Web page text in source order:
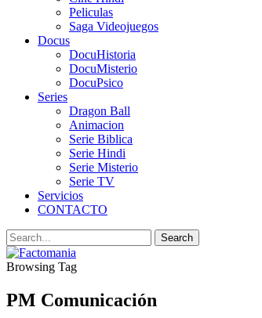
Peliculas
Saga Videojuegos
Docus
DocuHistoria
DocuMisterio
DocuPsico
Series
Dragon Ball
Animacion
Serie Biblica
Serie Hindi
Serie Misterio
Serie TV
Servicios
CONTACTO
Browsing Tag
PM Comunicación